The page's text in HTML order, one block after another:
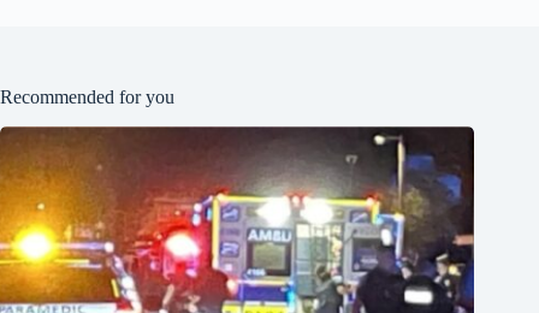
Recommended for you